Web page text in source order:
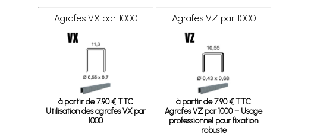
Agrafes VX par 1000
à partir de 7.90 € TTC
Utilisation des agrafes VX par
1000
Agrafes VZ par 1000
à partir de 7.90 € TTC
Agrafes VZ par 1000 – Usage
professionnel pour fixation
robuste